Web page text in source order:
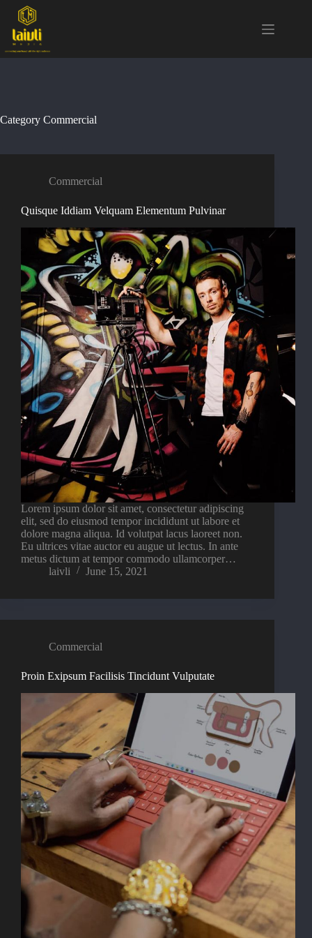
content
Category Commercial
Commercial
Quisque Iddiam Velquam Elementum Pulvinar
Lorem ipsum dolor sit amet, consectetur adipiscing
elit, sed do eiusmod tempor incididunt ut labore et
dolore magna aliqua. Id volutpat lacus laoreet non.
Eu ultrices vitae auctor eu augue ut lectus. In ante
metus dictum at tempor commodo ullamcorper…
laivli
June 15, 2021
Commercial
Proin Exipsum Facilisis Tincidunt Vulputate